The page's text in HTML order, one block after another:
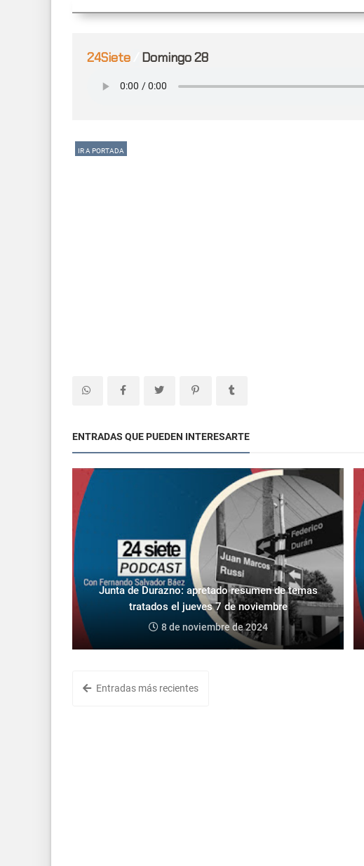
24Siete Domingo 28
IR A PORTADA
ENTRADAS QUE PUEDEN INTERESARTE
Junta de Durazno: apretado resumen de temas
tratados el jueves 7 de noviembre
8 de noviembre de 2024
Entradas más recientes